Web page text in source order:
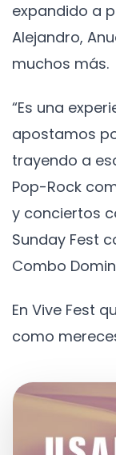
expandido a
Alejandro,
muchos más.
“Es una
apostamos
trayendo a
Pop-Rock
y conciertos
Sunday Fest
Combo
En Vive Fest
como